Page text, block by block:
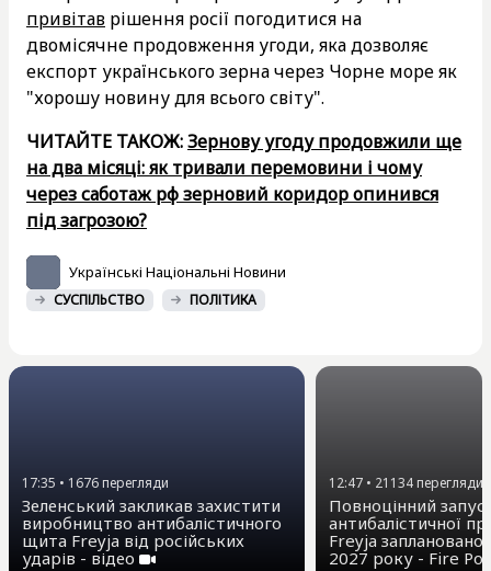
привітав рішення росії погодитися на
двомісячне продовження угоди, яка дозволяє
експорт українського зерна через Чорне море як
"хорошу новину для всього світу".
ЧИТАЙТЕ ТАКОЖ:Зернову угоду продовжили ще
на два місяці: як тривали перемовини і чому
через саботаж рф зерновий коридор опинився
під загрозою?
Українські Національні Новини
СУСПІЛЬСТВО ПОЛІТИКА
17:35 • 1676перегляди
Зеленський закликав захистити
виробництво антибалістичного
щита Freyja від російських
ударів - відео
12:47 • 21134перегляди
Повноцінний
антибалістичної
Freyja заплановано
2027 року - Fire